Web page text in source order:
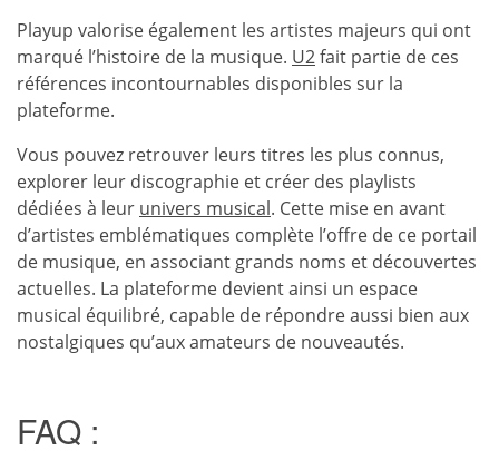
Playup valorise également les artistes majeurs qui ont
marqué l’histoire de la musique. U2fait partie de ces
références incontournables disponibles sur la
plateforme.
Vous pouvez retrouver leurs titres les plus connus,
explorer leur discographie et créer des playlists
dédiées à leur univers musical. Cette mise en avant
d’artistes emblématiques complète l’offre de ce portail
de musique, en associant grands noms et découvertes
actuelles. La plateforme devient ainsi un espace
musical équilibré, capable de répondre aussi bien aux
nostalgiques qu’aux amateurs de nouveautés.
FAQ :